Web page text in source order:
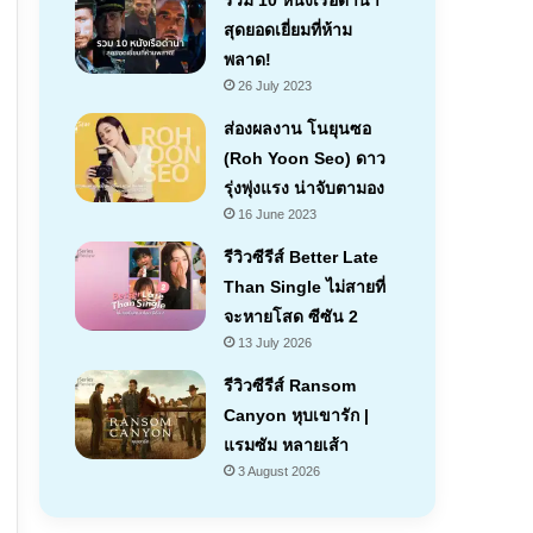
สุดยอดเยี่ยมที่ห้าม
พลาด!
26 July 2023
ส่องผลงาน โนยุนซอ
(Roh Yoon Seo) ดาว
รุ่งพุ่งแรง น่าจับตามอง
16 June 2023
รีวิวซีรีส์ Better Late
Than Single ไม่สายที่
จะหายโสด ซีซัน 2
13 July 2026
7.1
รีวิวซีรีส์ Ransom
Canyon หุบเขารัก |
แรมซัม หลายเส้า
3 August 2026